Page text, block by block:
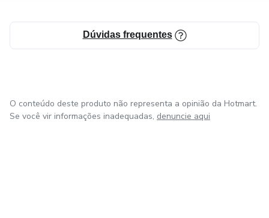
Dúvidas frequentes
O conteúdo deste produto não representa a opinião da Hotmart.
Se você vir informações inadequadas, denuncie aqui